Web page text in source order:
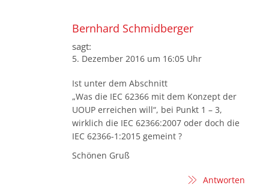
Bernhard Schmidberger
sagt:
5. Dezember 2016 um 16:05 Uhr
Ist unter dem Abschnitt
„Was die IEC 62366 mit dem Konzept der
UOUP erreichen will“, bei Punkt 1 – 3,
wirklich die IEC 62366:2007 oder doch die
IEC 62366-1:2015 gemeint ?
Schönen Gruß
Antworten